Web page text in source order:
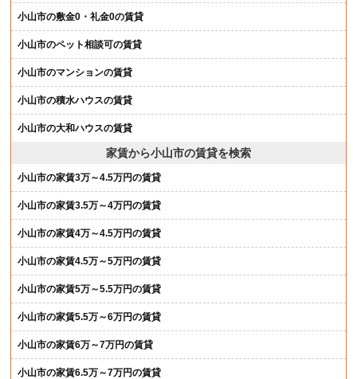
小山市の敷金0・礼金0の賃貸
小山市のペット相談可の賃貸
小山市のマンションの賃貸
小山市の積水ハウスの賃貸
小山市の大和ハウスの賃貸
家賃から小山市の賃貸を検索
小山市の家賃3万～4.5万円の賃貸
小山市の家賃3.5万～4万円の賃貸
小山市の家賃4万～4.5万円の賃貸
小山市の家賃4.5万～5万円の賃貸
小山市の家賃5万～5.5万円の賃貸
小山市の家賃5.5万～6万円の賃貸
小山市の家賃6万～7万円の賃貸
小山市の家賃6.5万～7万円の賃貸